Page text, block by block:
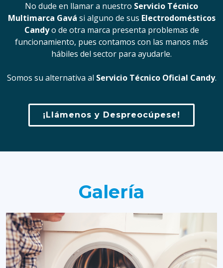
No dude en llamar a nuestro Servicio Técnico
Multimarca Gavá si alguno de sus Electrodomésticos
Candyo de otra marca presenta problemas de
funcionamiento, pues contamos con las manos más
hábiles del sector para ayudarle.
Somos su alternativa al Servicio Técnico Oficial Candy.
¡Llámenos y Despreocúpese!
Galería